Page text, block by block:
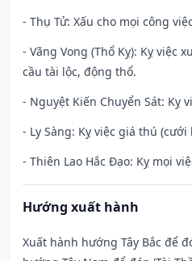
- Thụ Tử: Xấu cho mọi công
- Vãng Vong (Thổ Kỵ): Kỵ việc
cầu tài lộc, động thổ.
- Nguyệt Kiến Chuyển Sát: Kỵ
- Ly Sàng: Kỵ việc giá thú (cưới
- Thiên Lao Hắc Đạo: Kỵ mọi
Hướng xuất hành
Xuất hành hướng Tây Bắc để